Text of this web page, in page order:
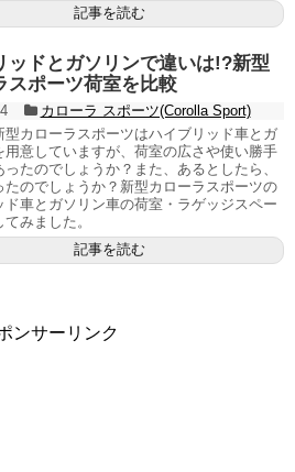
記事を読む
ッドとガソリンで違いは!?新型
スポーツ荷室を比較
カローラ スポーツ(Corolla Sport)
型カローラスポーツはハイブリッド車とガ
用意していますが、荷室の広さや使い勝手
ったのでしょうか？また、あるとしたら、
たのでしょうか？新型カローラスポーツの
ド車とガソリン車の荷室・ラゲッジスペー
みました。
記事を読む
ンサーリンク